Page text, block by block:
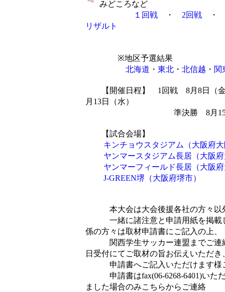
みどころなど
１回戦 ・ 2回戦
リザルト
※地区予選結果
北海道 ・ 東北 ・ 北信越 ・ 関
【開催日程】 1回戦 8月8日（金
月13日（水）
準決勝 8月15日（金）
【試合会場】
キンチョウスタジアム（大阪府
ヤンマースタジアム長居（大阪府
ヤンマーフィールド長居（大阪府
J-GREEN堺（大阪府堺市）
本大会は大会後援各社の方々以外
一緒に諸注意と申請用紙を掲載し
係の方々は取材申請書にご記入の上、
関西学生サッカー連盟までご連絡
日受付にてご取材の旨お伝えいただき
申請書へご記入いただけます様
申請書はfax(06-6268-6401)いただ
ました場合のみこちらからご連絡